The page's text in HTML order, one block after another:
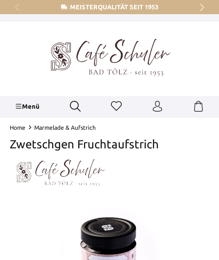
springen MEISTERQUALITÄT SEIT 1953
Menü
Home Marmelade & Aufstrich
Zwetschgen Fruchtaufstrich